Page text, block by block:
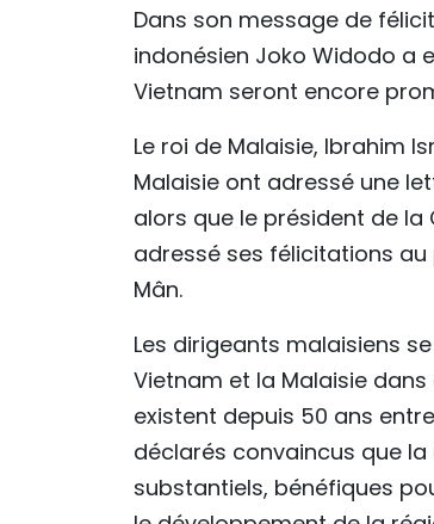
Dans son message de
indonésien Joko Widodo a
Vietnam seront encore
Le roi de Malaisie, Ibrahim
Malaisie ont adressé une
alors que le président de la
adressé ses félicitations au
Mân.
Les dirigeants malaisiens
Vietnam et la Malaisie
existent depuis 50 ans
déclarés convaincus que
substantiels, bénéfiques